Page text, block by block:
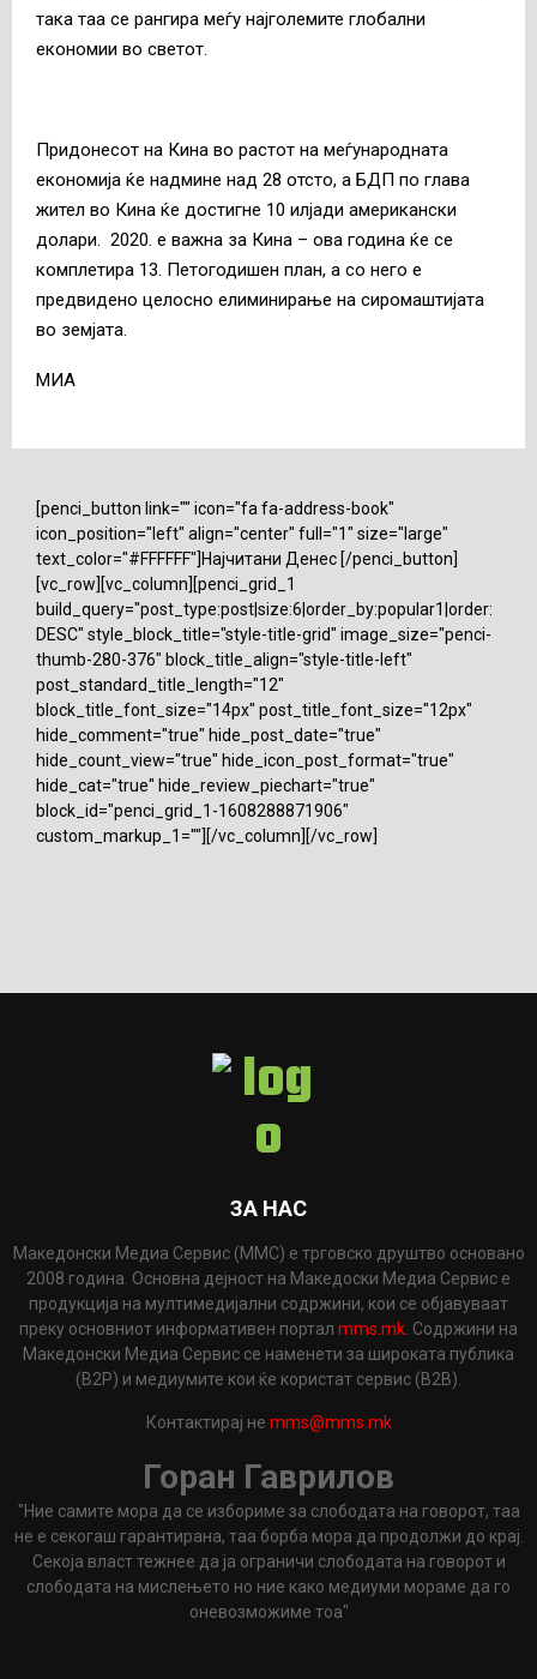
така таа се рангира меѓу најголемите глобални
економии во светот.
Придонесот на Кина во растот на меѓународната
економија ќе надмине над 28 отсто, а БДП по глава
жител во Кина ќе достигне 10 илјади американски
долари. 2020. е важна за Кина – ова година ќе се
комплетира 13. Петогодишен план, а со него е
предвидено целосно елиминирање на сиромаштијата
во земјата.
MИА
[penci_button link="" icon="fa fa-address-book"
icon_position="left" align="center" full="1" size="large"
text_color="#FFFFFF"]Најчитани Денес [/penci_button]
[vc_row][vc_column][penci_grid_1
build_query="post_type:post|size:6|order_by:popular1|order:
DESC" style_block_title="style-title-grid" image_size="penci-
thumb-280-376" block_title_align="style-title-left"
post_standard_title_length="12"
block_title_font_size="14px" post_title_font_size="12px"
hide_comment="true" hide_post_date="true"
hide_count_view="true" hide_icon_post_format="true"
hide_cat="true" hide_review_piechart="true"
block_id="penci_grid_1-1608288871906"
custom_markup_1=""][/vc_column][/vc_row]
ЗА НАС
Македонски Медиа Сервис (ММС) е трговско друштво основано
2008 година. Основна дејност на Македоски Медиа Сервис е
продукција на мултимедијални содржини, кои се објавуваат
преку основниот информативен портал mms.mk . Содржини на
Македонски Медиа Сервис се наменети за широката публика
(B2P) и медиумите кои ќе користат сервис (B2B).
Контактирај не mms@mms.mk
Горан Гаврилов
"Ние самите мора да се избориме за слободата на говорот, таа
не е секогаш гарантирана, таа борба мора да продолжи до крај.
Секоја власт тежнее да ја ограничи слободата на говорот и
слободата на мислењето но ние како медиуми мораме да го
оневозможиме тоа"